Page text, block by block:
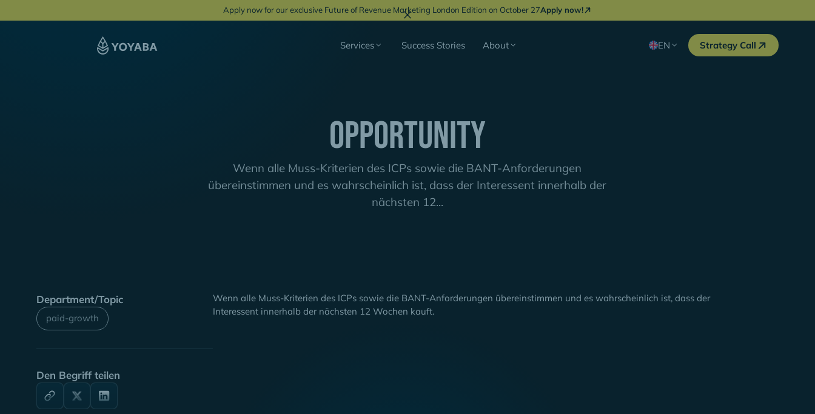
Apply now for our exclusive Future of Revenue Marketing London Edition on October 27Apply now!
Services Success Stories About EN Strategy Call
Opportunity
Wenn alle Muss-Kriterien des ICPs sowie die BANT-Anforderungen
übereinstimmen und es wahrscheinlich ist, dass der Interessent innerhalb der
nächsten 12...
Department/Topic
paid-growth
Den Begriff teilen
Wenn alle Muss-Kriterien des ICPs sowie die BANT-Anforderungen übereinstimmen und es wahrscheinlich ist, dass der
Interessent innerhalb der nächsten 12 Wochen kauft.